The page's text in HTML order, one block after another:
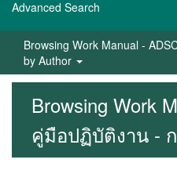
Advanced Search
Browsing Work Manual -
by Author
Browsing Work
คู่มือปฏิบัติงาน -